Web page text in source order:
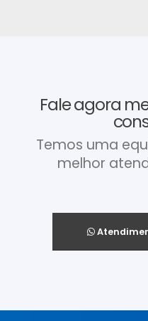
Fale agora
Temos uma
melhor